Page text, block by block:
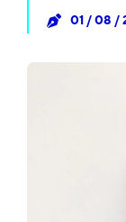
01 / 08 /